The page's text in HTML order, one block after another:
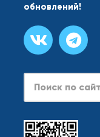
обновлений!